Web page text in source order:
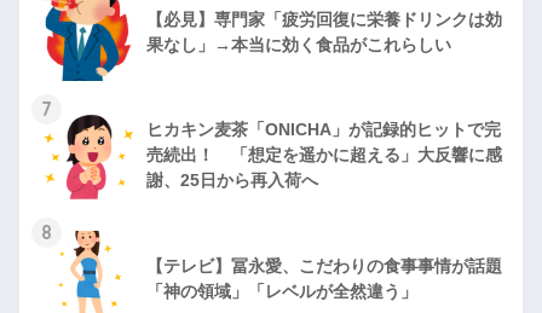
【必見】専門家「疲労回復に栄養ドリンクは効
果なし」→本当に効く食品がこれらしい
7
ヒカキン麦茶「ONICHA」が記録的ヒットで完
売続出！ 「想定を遥かに超える」大反響に感
謝、25日から再入荷へ
8
【テレビ】冨永愛、こだわりの食事事情が話題
「神の領域」「レベルが全然違う」